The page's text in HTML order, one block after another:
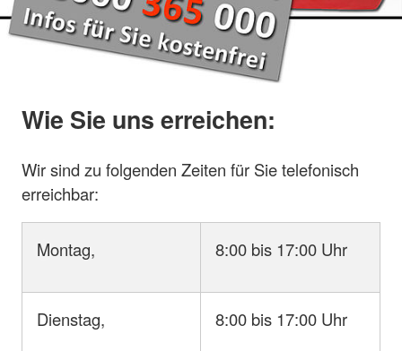
Wie Sie uns erreichen:
Wir sind zu folgenden Zeiten für Sie telefonisch
erreichbar:
Montag, 8:00 bis 17:00 Uhr
Dienstag, 8:00 bis 17:00 Uhr